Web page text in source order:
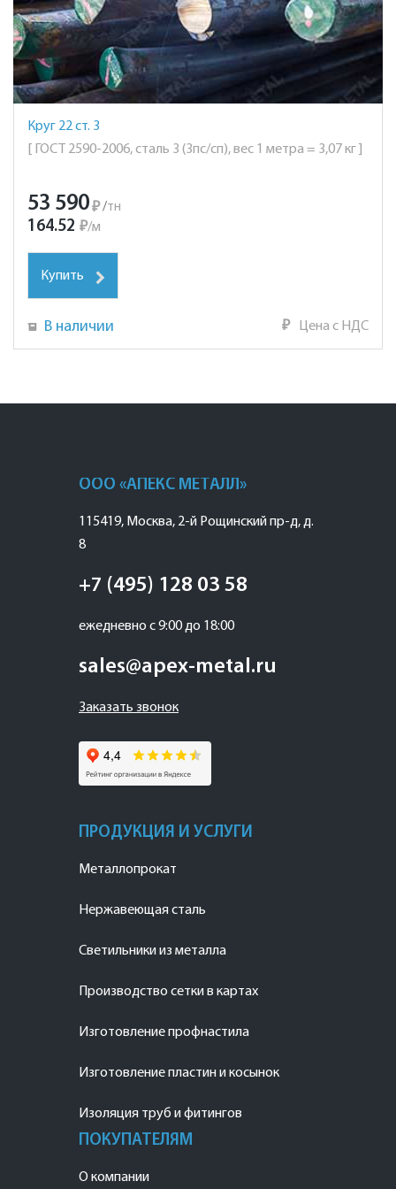
Круг 22 ст. 3
[ ГОСТ 2590-2006, сталь 3 (3пс/сп), вес 1 метра = 3,07 кг ]
53 590₽ /тн
164.52 ₽/м
Купить
В наличии ₽ Цена с НДС
ООО «АПЕКС МЕТАЛЛ»
115419, Москва, 2-й Рощинский пр-д, д.
8
+7 (495) 128 03 58
ежедневно с 9:00 до 18:00
sales@apex-metal.ru
Заказать звонок
ПРОДУКЦИЯ И УСЛУГИ
Металлопрокат
Нержавеющая сталь
Светильники из металла
Производство сетки в картах
Изготовление профнастила
Изготовление пластин и косынок
Изоляция труб и фитингов
ПОКУПАТЕЛЯМ
О компании